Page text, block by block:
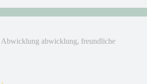
abwicklung, freundliche